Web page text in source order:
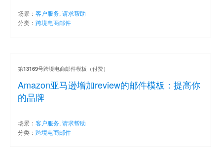
场景： 客户服务, 请求帮助
分类： 跨境电商邮件
Amazon亚马逊增加review的邮件模板：提高你
的品牌
第13169号跨境电商邮件模板（付费）
场景： 客户服务, 请求帮助
分类： 跨境电商邮件